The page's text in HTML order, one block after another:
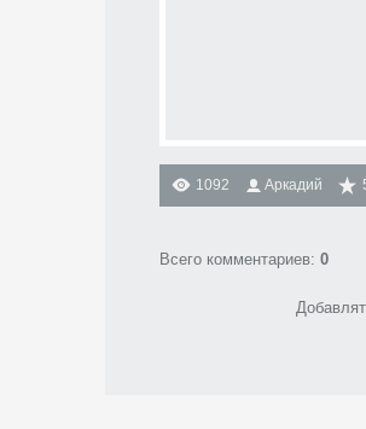
1092 Аркадий
Всего комментариев: 0